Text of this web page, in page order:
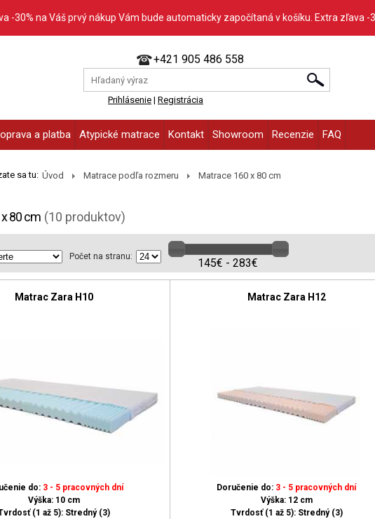
-30% na Váš prvý nákup Vám bude automaticky započítaná v košíku. Extra zľava
+421 905 486 558
Prihlásenie | Registrácia
a platba Atypické matrace Kontakt Showroom Recenzie FAQ
sa tu: Úvod Matrace podľa rozmeru Matrace 160 x 80 cm
80 cm (10 produktov)
Počet na stranu:
145€ - 283€
Matrac Zara H10
do: 3 - 5 pracovných dní
Výška: 10 cm
(1 až 5): Stredný (3)
Matrac Zara H12
Doručenie do: 3 - 5 pracovných dní
Výška: 12 cm
Tvrdosť (1 až 5): Stredný (3)